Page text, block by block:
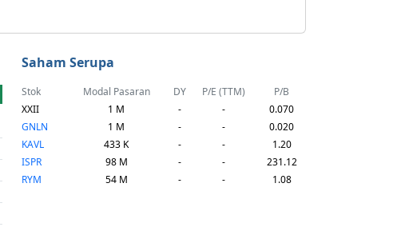
Saham Serupa
Stok Modal Pasaran DY P/E (TTM)
P/B
XXII
1 M - -
0.070
GNLN
1 M - -
0.020
KAVL
433 K - -
1.20
ISPR
98 M - -
231.12
RYM
54 M - - 1.08